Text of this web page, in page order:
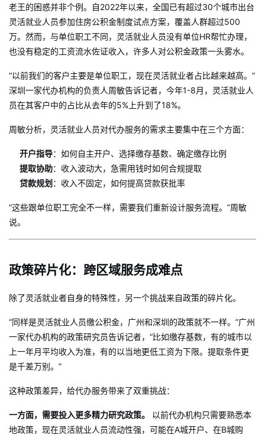
老王的困惑并非个例。自2022年以来，全国已有超过30个城市出台
灵活就业人员参加住房公积金制度试点方案，覆盖人群超过500
万。然而，与单位职工不同，灵活就业人员没有单位HR帮忙办理，
也没有稳定的工资流水佐证收入，许多人对公积金政策一头雾水。
“以前我们的客户主要是单位职工，现在灵活就业者占比越来越高。”
深圳一家代办机构的负责人周敏告诉记者，今年1-8月，灵活就业人
员在其客户中的占比从去年的5%上升到了18%。
周敏分析，灵活就业人员对代办服务的需求主要集中在三个方面：
开户指导：如何自主开户、选择缴存基数、确定缴存比例
提取协助：收入波动大，急需用钱时如何合规提取
贷款规划 ：收入不固定，如何提高贷款获批率
“这些跟单位职工完全不一样，需要我们重新设计服务流程。”周敏
说。
政策碎片化：跨区域服务成难点
除了灵活就业者自身的特殊性，另一个挑战来自政策的碎片化。
“同样是灵活就业人员缴公积金，广州和深圳的政策就不一样。”广州
一家代办机构的政策研究员告诉记者，“比如缴存基数，有的城市以
上一年月平均收入为准，有的以当地更低工资为下限。提取条件更
是千差万别。”
这种政策差异，给代办服务带来了双重挑战：
一方面，需要投入更多精力研究政策。
以前代办机构只需要熟悉本
地政策，现在灵活就业人员流动性强，可能在A城开户、在B城购